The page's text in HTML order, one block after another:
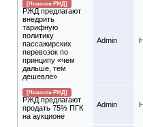
[Новости РЖД]
РЖД предлагают
внедрить
тарифную
политику
пассажирских
перевозок по
принципу «чем
дальше, тем
дешевле»
Admin
[Новости РЖД]
РЖД предлагают
продать 75% ПГК
на аукционе
Admin